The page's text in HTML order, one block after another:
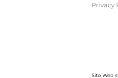
Privacy
Sito Web